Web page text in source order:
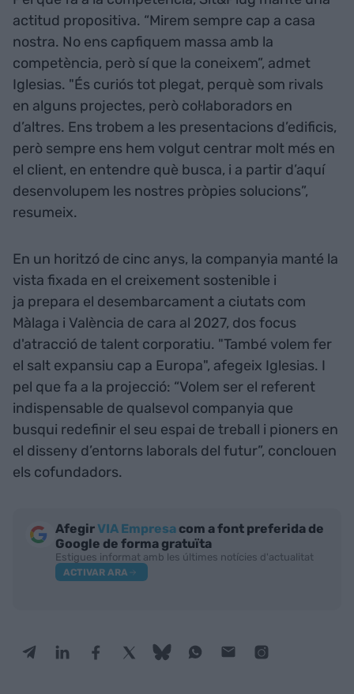
actitud propositiva. “Mirem sempre cap a casa
nostra. No ens capfiquem massa amb la
competència, però sí que la coneixem”, admet
Iglesias. "És curiós tot plegat, perquè som rivals
en alguns projectes, però col·laboradors en
d’altres. Ens trobem a les presentacions d’edificis,
però sempre ens hem volgut centrar molt més en
el client, en entendre què busca, i a partir d’aquí
desenvolupem les nostres pròpies solucions”,
resumeix.
En un horitzó de cinc anys, la companyia manté la
vista fixada en el creixement sostenible i
ja prepara el desembarcament a ciutats com
Màlaga i València de cara al 2027, dos focus
d'atracció de talent corporatiu. "També volem fer
el salt expansiu cap a Europa", afegeix Iglesias. I
pel que fa a la projecció: “Volem ser el referent
indispensable de qualsevol companyia que
busqui redefinir el seu espai de treball i pioners en
el disseny d’entorns laborals del futur”, conclouen
els cofundadors.
AfegirVIA Empresa com a font preferida de
Google de forma gratuïta
Estigues informat amb les últimes notícies d'actualitat
ACTIVAR ARA